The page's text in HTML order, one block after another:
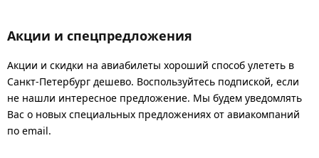
Акции и спецпредложения
Акции и скидки на авиабилеты хороший способ улететь в
Санкт-Петербург дешево. Воспользуйтесь подпиской, если
не нашли интересное предложение. Мы будем уведомлять
Вас о новых специальных предложениях от авиакомпаний
по email.